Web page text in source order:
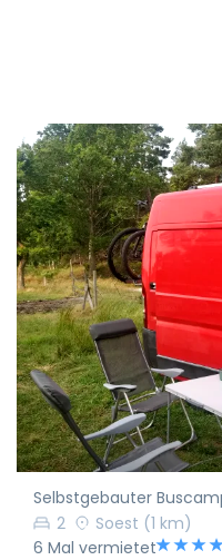
Selbstgebauter
2
Soest (1 km)
6 Mal vermietet